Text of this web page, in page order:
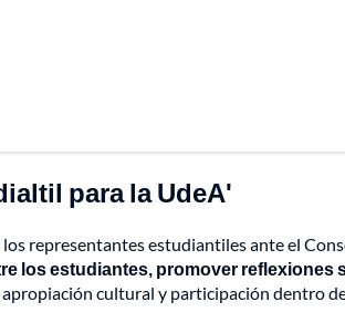
para la UdeA'
representantes estudiantiles ante el
los estudiantes, promover reflexiones
cultural y participación dentro